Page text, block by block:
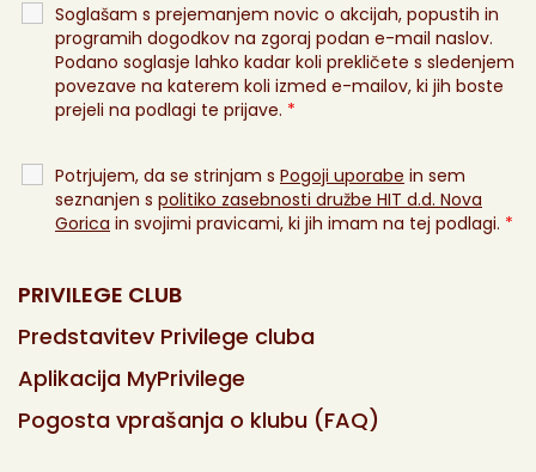
Soglašam s prejemanjem novic o akcijah, popustih in
programih dogodkov na zgoraj podan e-mail naslov.
Podano soglasje lahko kadar koli prekličete s sledenjem
povezave na katerem koli izmed e-mailov, ki jih boste
prejeli na podlagi te prijave. *
Potrjujem, da se strinjam s Pogoji uporabe in sem
seznanjen s politiko zasebnosti družbe HIT d.d. Nova
Gorica in svojimi pravicami, ki jih imam na tej podlagi. *
PRIVILEGE CLUB
Predstavitev Privilege cluba
Aplikacija MyPrivilege
Pogosta vprašanja o klubu (FAQ)